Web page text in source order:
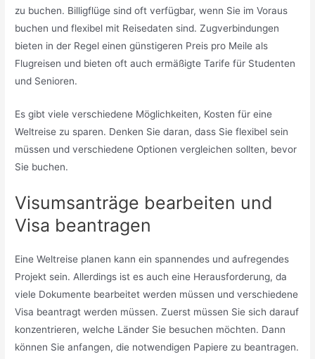
zu buchen. Billigflüge sind oft verfügbar, wenn Sie im Voraus
buchen und flexibel mit Reisedaten sind. Zugverbindungen
bieten in der Regel einen günstigeren Preis pro Meile als
Flugreisen und bieten oft auch ermäßigte Tarife für Studenten
und Senioren.
Es gibt viele verschiedene Möglichkeiten, Kosten für eine
Weltreise zu sparen. Denken Sie daran, dass Sie flexibel sein
müssen und verschiedene Optionen vergleichen sollten, bevor
Sie buchen.
Visumsanträge bearbeiten und
Visa beantragen
Eine Weltreise planen kann ein spannendes und aufregendes
Projekt sein. Allerdings ist es auch eine Herausforderung, da
viele Dokumente bearbeitet werden müssen und verschiedene
Visa beantragt werden müssen. Zuerst müssen Sie sich darauf
konzentrieren, welche Länder Sie besuchen möchten. Dann
können Sie anfangen, die notwendigen Papiere zu beantragen.